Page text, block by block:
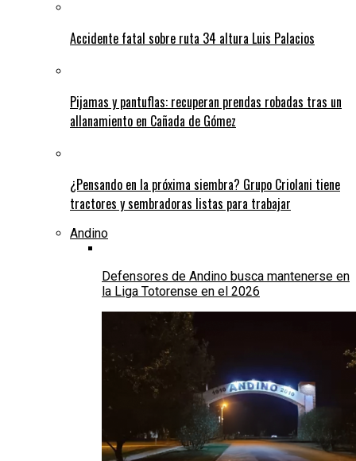
Accidente fatal sobre ruta 34 altura Luis Palacios
Pijamas y pantuflas: recuperan prendas robadas tras un
allanamiento en Cañada de Gómez
¿Pensando en la próxima siembra? Grupo Criolani tiene
tractores y sembradoras listas para trabajar
Andino
Defensores de Andino busca mantenerse en
la Liga Totorense en el 2026